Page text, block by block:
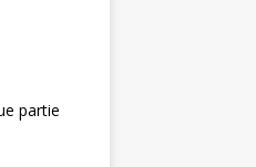
partie